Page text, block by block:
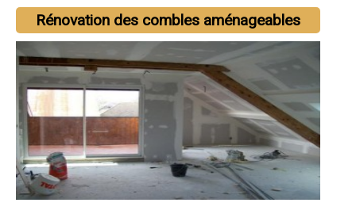
Rénovation des combles aménageables